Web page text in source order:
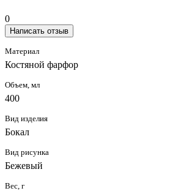
0
Написать отзыв
Материал
Костяной фарфор
Объем, мл
400
Вид изделия
Бокал
Вид рисунка
Бежевый
Вес, г